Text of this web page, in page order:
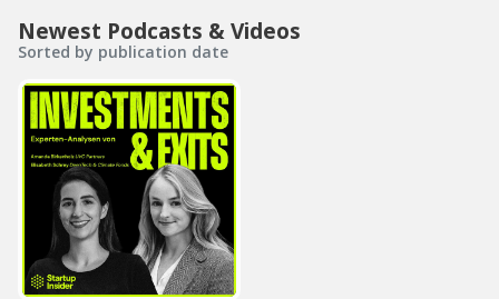
Newest Podcasts & Videos
Sorted by publication date